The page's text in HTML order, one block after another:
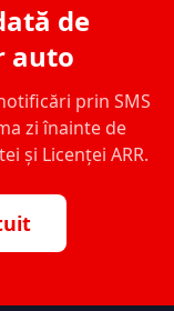
de
auto
prin SMS
zi înainte de
și Licenței ARR.